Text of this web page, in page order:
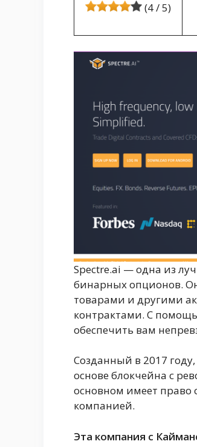
(4 / 5)
Spectre.ai — одна из
бинарных опционов.
товарами и другими
контрактами. С
обеспечить вам
Созданный в 2017
основе блокчейна с
основном имеет право
компанией.
Эта компания с